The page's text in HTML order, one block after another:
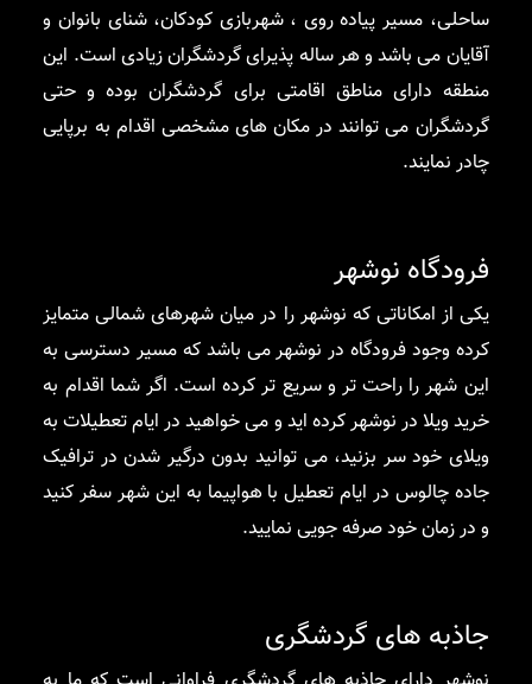
ساحلی، مسیر پیاده روی ، شهربازی کودکان، شنای بانوان و
آقایان می باشد و هر ساله پذیرای گردشگران زیادی است. این
منطقه دارای مناطق اقامتی برای گردشگران بوده و حتی
گردشگران می توانند در مکان های مشخصی اقدام به برپایی
چادر نمایند.
فرودگاه نوشهر
یکی از امکاناتی که نوشهر را در میان شهرهای شمالی متمایز
کرده وجود فرودگاه در نوشهر می باشد که مسیر دسترسی به
این شهر را راحت تر و سریع تر کرده است. اگر شما اقدام به
خرید ویلا در نوشهر کرده اید و می خواهید در ایام تعطیلات به
ویلای خود سر بزنید، می توانید بدون درگیر شدن در ترافیک
جاده چالوس در ایام تعطیل با هواپیما به این شهر سفر کنید
و در زمان خود صرفه جویی نمایید.
جاذبه های گردشگری